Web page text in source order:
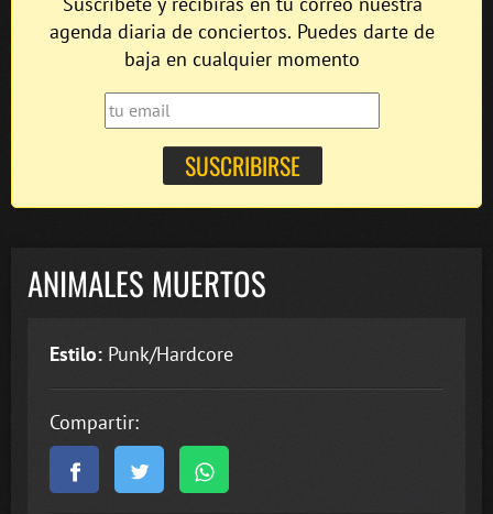
agenda diaria de conciertos. Puedes darte de
baja en cualquier momento
ANIMALES MUERTOS
Estilo: Punk/Hardcore
Compartir: